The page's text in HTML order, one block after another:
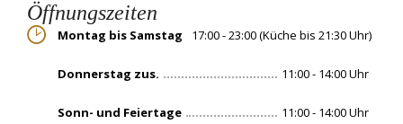
Öffnungszeiten
Montag bis Samstag 17:00 - 23:00 (Küche bis 21:30 Uhr)
Donnerstag zus. 11:00 - 14:00 Uhr
Sonn- und Feiertage 11:00 - 14:00 Uhr